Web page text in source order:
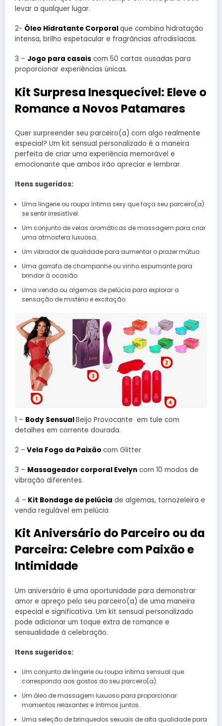
levar a qualquer lugar.
2- Óleo Hidratante Corporalque combina hidratação
intensa, brilho espetacular e fragrâncias afrodisíacas.
3 – Jogo para casais com 50 cartas ousadas para
proporcionar experiências únicas.
Kit Surpresa Inesquecível: Eleve o
Romance a Novos Patamares
Quer surpreender seu parceiro(a) com algo realmente
especial? Um kit sensual personalizado é a maneira
perfeita de criar uma experiência memorável e
emocionante que ambos irão apreciar e lembrar.
Itens sugeridos:
Uma lingerie ou roupa íntima sexy que faça seu parceiro(a)
se sentir irresistível.
Um conjunto de velas aromáticas de massagem para criar
uma atmosfera luxuosa.
Um vibrador de qualidade para aumentar o prazer mútuo.
Uma garrafa de champanhe ou vinho espumante para
brindar à ocasião.
Uma venda ou algemas de pelúcia para explorar a
sensação de mistério e excitação.
1 – Body SensualBeijo Provocante em tule com
detalhes em corrente dourada.
2 – Vela Fogo da Paixão com Glitter
3 – Massageador corporal Evelyn com 10 modos de
vibração diferentes.
4 – Kit Bondage de pelúcia de algemas, tornozeleira e
venda regulável em pelúcia
Kit Aniversário do Parceiro ou da
Parceira: Celebre com Paixão e
Intimidade
Um aniversário é uma oportunidade para demonstrar
amor e apreço pelo seu parceiro(a) de uma maneira
especial e significativa. Um kit sensual personalizado
pode adicionar um toque extra de romance e
sensualidade à celebração.
Itens sugeridos:
Um conjunto de lingerie ou roupa íntima sensual que
corresponda aos gostos do seu parceiro(a).
Um óleo de massagem luxuoso para proporcionar
momentos relaxantes e íntimos juntos.
Uma seleção de brinquedos sexuais de alta qualidade para